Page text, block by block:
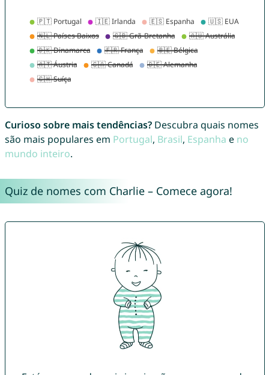
Curioso sobre mais tendências?Descubra quais nomes
são mais populares em Portugal, Brasil, Espanha e no
mundo inteiro.
Quiz de nomes com Charlie – Comece agora!